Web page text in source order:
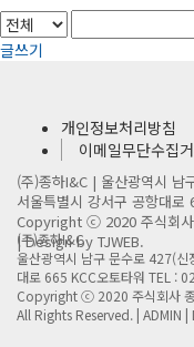
글쓰기
개인정보처리방침
이메일무단수집
(주)종하I&C | 울산광역시
서울특별시 강서구 공항대
Copyright ⓒ 2020 주식회
| Design by TJWEB.
(주)종하I&C
울산광역시 남구 문수로 427(
대로 665 KCC오토타워 TEL :
Copyright ⓒ 2020 주식회사
All Rights Reserved. | ADMIN |